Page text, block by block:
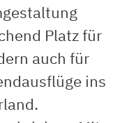
Platz für
auch für
ins